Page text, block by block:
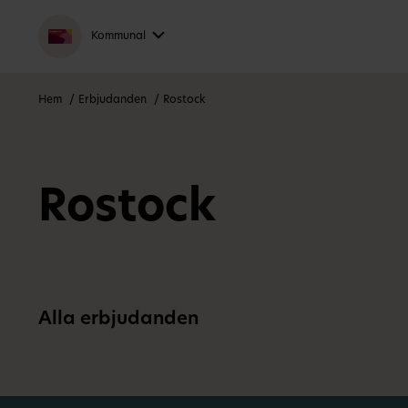
Kommunal
Hem Erbjudanden Rostock
Rostock
Alla erbjudanden